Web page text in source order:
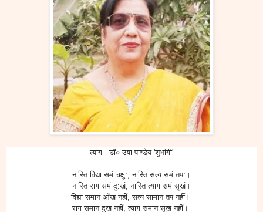
त्याग - डॉ० उषा पाण्डेय 'शुभांगी'
नास्ति विद्या समं चक्षु:, नास्ति सत्य समं तप:।
नास्ति राग समं दु:खं, नास्ति त्याग समं सुखं।
विद्या समान आँख नहीं, सत्य सामान तप‌ नहीं।
राग समान दुख नहीं, त्याग समान सुख नहीं।